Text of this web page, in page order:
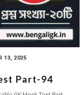
13, 2025
Part-94